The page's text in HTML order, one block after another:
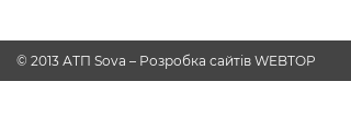
© 2013 АТП Sova – Розробка сайтів WEBTOP